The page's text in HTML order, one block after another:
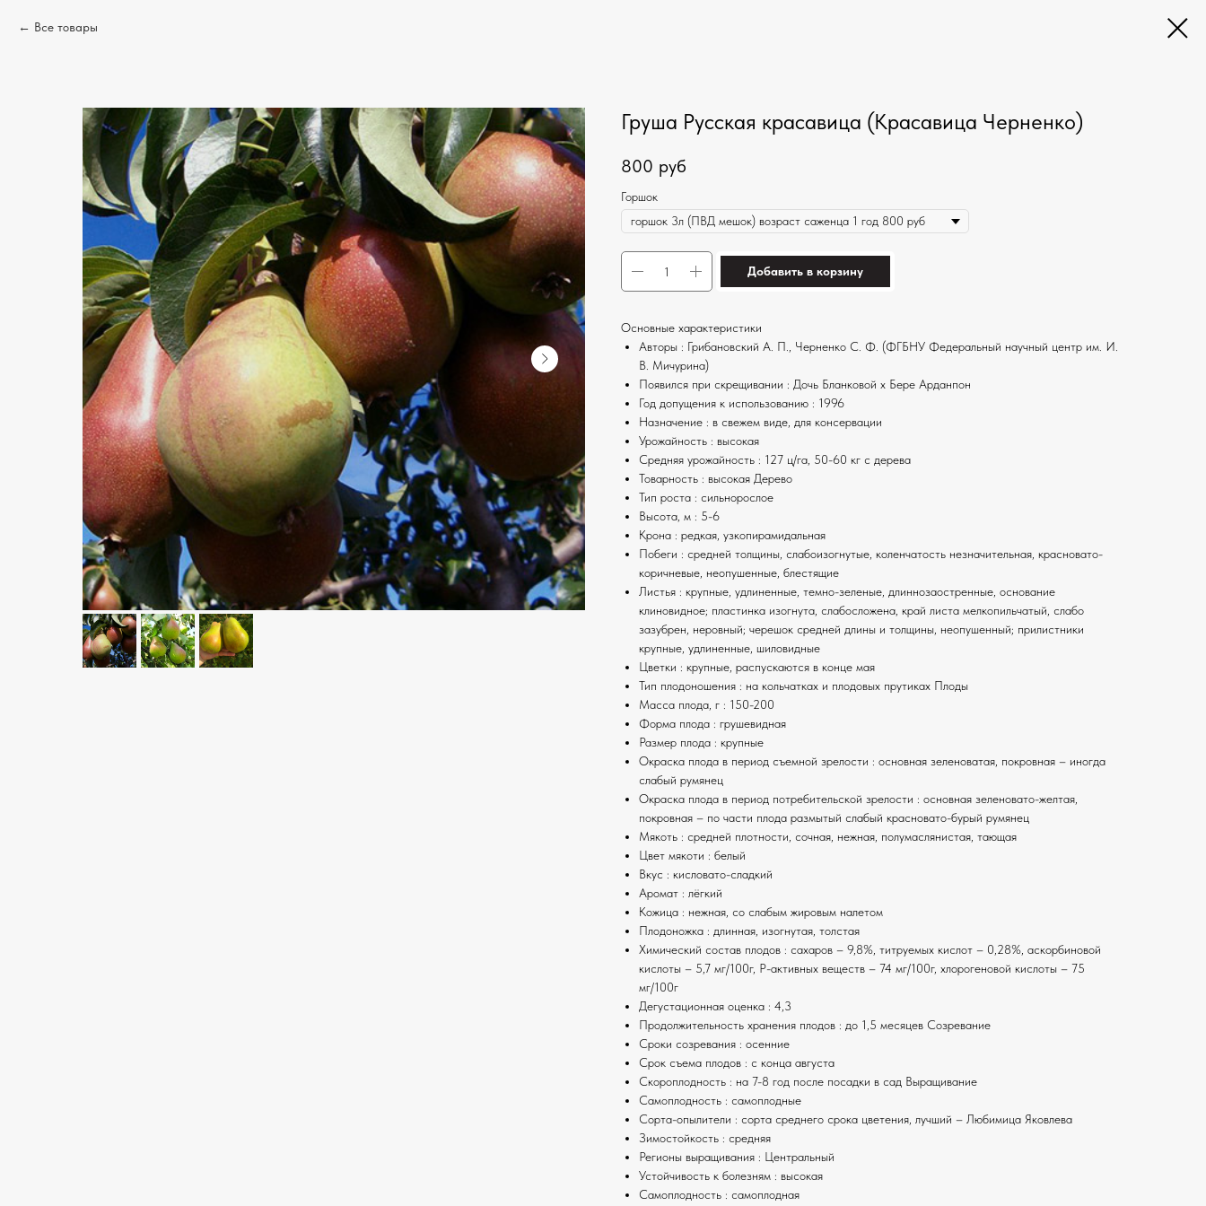
Все товары
Груша Русская красавица (Красавица Черненко)
800 руб
Горшок
Добавить в корзину
Основные характеристики
Авторы : Грибановский А. П., Черненко С. Ф. (ФГБНУ Федеральный научный центр им. И.
В. Мичурина)
Появился при скрещивании : Дочь Бланковой х Бере Арданпон
Год допущения к использованию : 1996
Назначение : в свежем виде, для консервации
Урожайность : высокая
Средняя урожайность : 127 ц/га, 50-60 кг с дерева
Товарность : высокая Дерево
Тип роста : сильнорослое
Высота, м : 5-6
Крона : редкая, узкопирамидальная
Побеги : средней толщины, слабоизогнутые, коленчатость незначительная, красновато-
коричневые, неопушенные, блестящие
Листья : крупные, удлиненные, темно-зеленые, длиннозаостренные, основание
клиновидное; пластинка изогнута, слабосложена, край листа мелкопильчатый, слабо
зазубрен, неровный; черешок средней длины и толщины, неопушенный; прилистники
крупные, удлиненные, шиловидные
Цветки : крупные, распускаются в конце мая
Тип плодоношения : на кольчатках и плодовых прутиках Плоды
Масса плода, г : 150-200
Форма плода : грушевидная
Размер плода : крупные
Окраска плода в период съемной зрелости : основная зеленоватая, покровная – иногда
слабый румянец
Окраска плода в период потребительской зрелости : основная зеленовато-желтая,
покровная – по части плода размытый слабый красновато-бурый румянец
Мякоть : средней плотности, сочная, нежная, полумаслянистая, тающая
Цвет мякоти : белый
Вкус : кисловато-сладкий
Аромат : лёгкий
Кожица : нежная, со слабым жировым налетом
Плодоножка : длинная, изогнутая, толстая
Химический состав плодов : сахаров – 9,8%, титруемых кислот – 0,28%, аскорбиновой
кислоты – 5,7 мг/100г, Р-активных веществ – 74 мг/100г, хлорогеновой кислоты – 75
мг/100г
Дегустационная оценка : 4,3
Продолжительность хранения плодов : до 1,5 месяцев Созревание
Сроки созревания : осенние
Срок съема плодов : с конца августа
Скороплодность : на 7-8 год после посадки в сад Выращивание
Самоплодность : самоплодные
Сорта-опылители : сорта среднего срока цветения, лучший – Любимица Яковлева
Зимостойкость : средняя
Регионы выращивания : Центральный
Устойчивость к болезням : высокая
Самоплодность : самоплодная